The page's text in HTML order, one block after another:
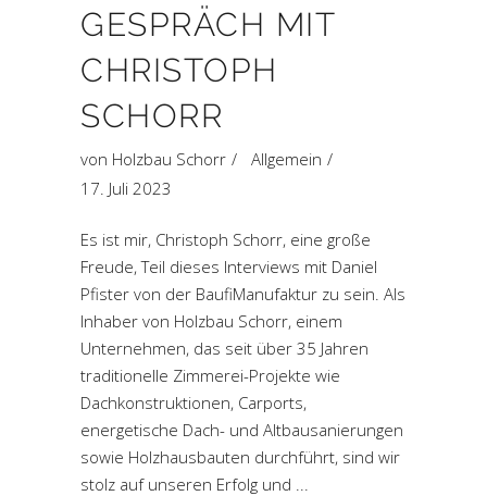
GESPRÄCH MIT
CHRISTOPH
SCHORR
von Holzbau Schorr
Allgemein
17. Juli 2023
Es ist mir, Christoph Schorr, eine große
Freude, Teil dieses Interviews mit Daniel
Pfister von der BaufiManufaktur zu sein. Als
Inhaber von Holzbau Schorr, einem
Unternehmen, das seit über 35 Jahren
traditionelle Zimmerei-Projekte wie
Dachkonstruktionen, Carports,
energetische Dach- und Altbausanierungen
sowie Holzhausbauten durchführt, sind wir
stolz auf unseren Erfolg und